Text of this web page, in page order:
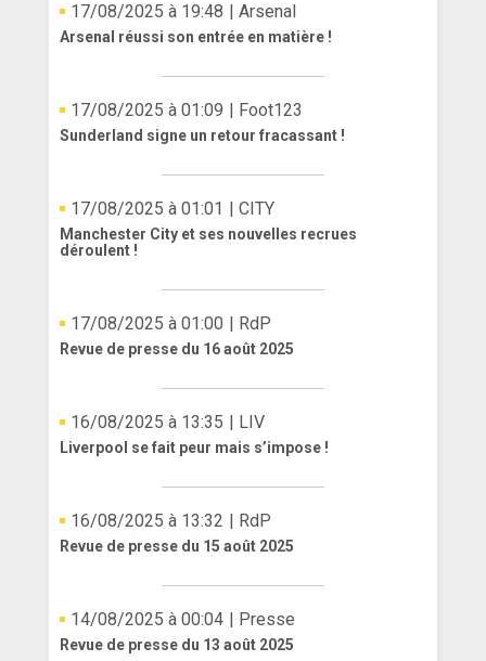
17/08/2025 à 19:48 | Arsenal
Arsenal réussi son entrée en matière !
17/08/2025 à 01:09 | Foot123
Sunderland signe un retour fracassant !
17/08/2025 à 01:01 | CITY
Manchester City et ses nouvelles recrues
déroulent !
17/08/2025 à 01:00 | RdP
Revue de presse du 16 août 2025
16/08/2025 à 13:35 | LIV
Liverpool se fait peur mais s’impose !
16/08/2025 à 13:32 | RdP
Revue de presse du 15 août 2025
14/08/2025 à 00:04 | Presse
Revue de presse du 13 août 2025